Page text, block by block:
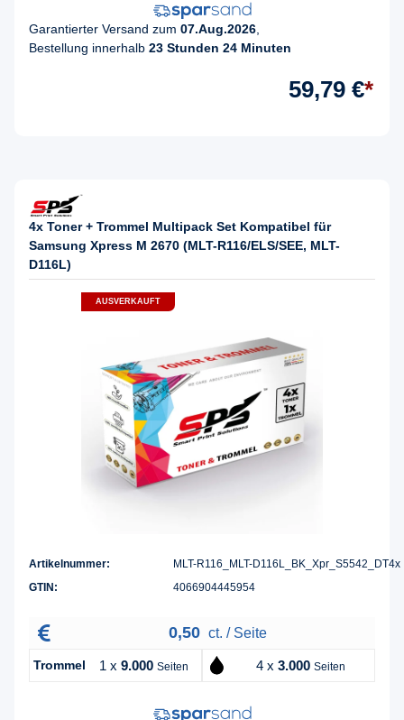
Garantierter Versand zum 07.Aug.2026
Bestellung innerhalb 23 Stunden 24 Minuten
59,79 €*
4x Toner + Trommel Multipack Set Kompatibel für
Samsung Xpress M 2670 (MLT-R116/ELS/SEE, MLT-
D116L)
AUSVERKAUFT
Artikelnummer:
MLT-R116_MLT-D116L_BK_Xpr_S5542_DT4x
GTIN:
4066904445954
0,50 ct. / Seite
Trommel 1 x 9.000 Seiten 4 x 3.000 Seiten